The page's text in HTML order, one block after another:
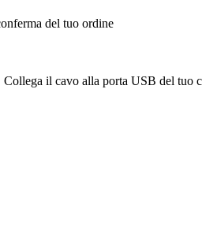
del tuo ordine
il cavo alla porta USB del